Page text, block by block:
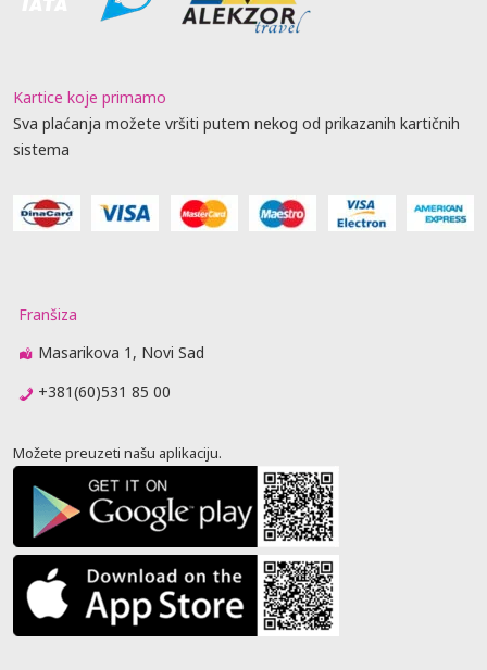
Kartice koje primamo
Sva plaćanja možete vršiti putem nekog od prikazanih kartičnih
sistema
Franšiza
Masarikova 1, Novi Sad
+381(60)531 85 00
Možete preuzeti našu aplikaciju.